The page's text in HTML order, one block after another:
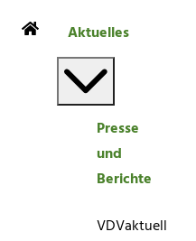
Aktuelles
Presse
und
Berichte
VDVaktuell